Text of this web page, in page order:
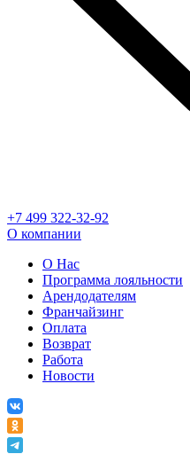
+7 499 322-32-92
О компании
О Нас
Программа лояльности
Арендодателям
Франчайзинг
Оплата
Возврат
Работа
Новости